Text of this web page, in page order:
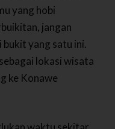
yang hobi
jangan
bukit yang satu ini.
lokasi wisata
ke Konawe